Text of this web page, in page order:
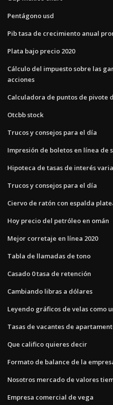
Pentágono usd
Pib tasa de crecimiento anual
Plata bajo precio 2020
Cálculo del impuesto sobre las
acciones
Calculadora de puntos de pivote
Otcbb stock
Trucos y consejos para el día
Impresión de boletos en línea de
Hipoteca de tasas de interés
Trucos y consejos para el día
Ciervo de ratón con espalda
Hoy precio del petróleo en omán
Mejor corretaje en línea 2020
Tabla de llamadas de tono
Casado 0 tasa de retención
Cambiando libras a dólares
Leyendo gráficos de velas como
Tasas de vacantes de
Que califico quieres decir
Formato de balance de la
Nosotros mercado de valores
Empresa comercial de vega